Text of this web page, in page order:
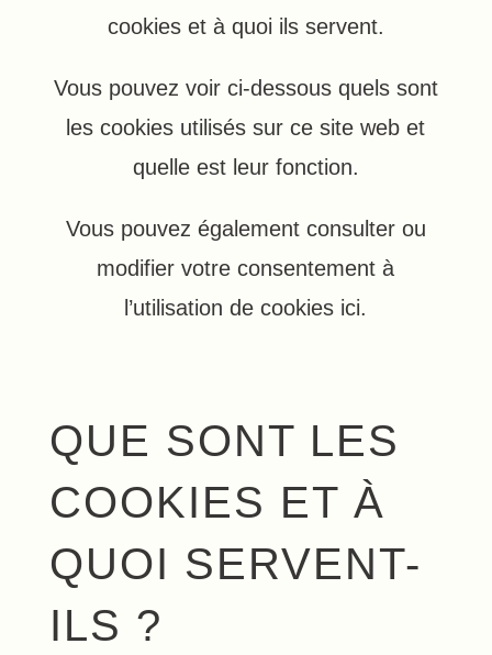
cookies et à quoi ils servent.
Vous pouvez voir ci-dessous quels sont
les cookies utilisés sur ce site web et
quelle est leur fonction.
Vous pouvez également consulter ou
modifier votre consentement à
l’utilisation de cookies ici.
QUE SONT LES
COOKIES ET À
QUOI SERVENT-
ILS ?